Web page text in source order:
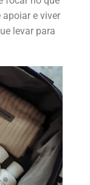
apoiar e viver
levar para